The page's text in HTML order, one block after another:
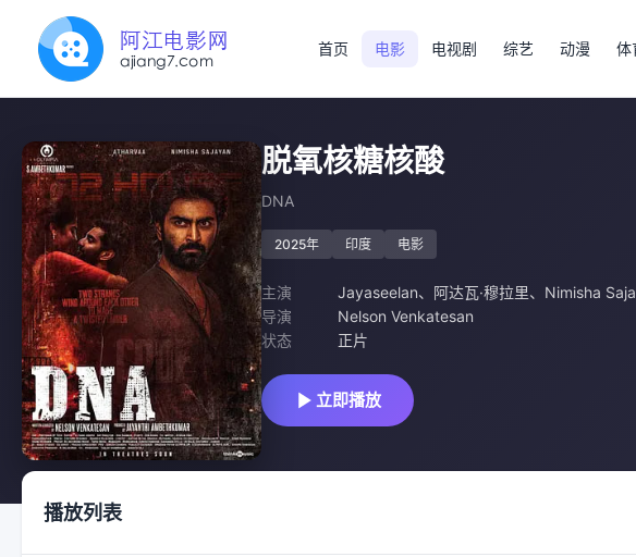
首页 电影 电视剧 综艺 动漫 体
脱氧核糖核酸
DNA
2025年 印度 电影
主演 Jayaseelan、 阿达瓦·穆拉里、 Nimisha
导演
Nelson Venkatesan
状态
正片
立即播放
播放列表